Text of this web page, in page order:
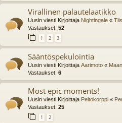
Virallinen palautelaatikko
Uusin viesti Kirjoittaja Nightingale «
Vastaukset: 52
1 2 3
Sääntöspekulointia
Uusin viesti Kirjoittaja Aarimoto «
Vastaukset: 6
Most epic moments!
Uusin viesti Kirjoittaja Peltokorppi «
Vastaukset: 25
1 2